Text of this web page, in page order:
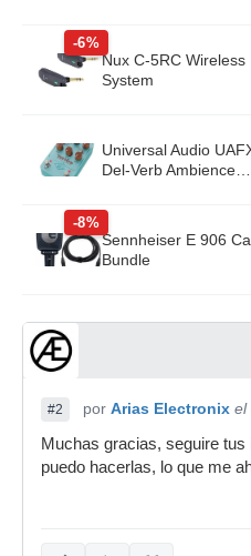
-6%
Nux C-5RC Wireless
System
Universal Audio
Del-Verb Ambience
-8%
Sennheiser E 906
Bundle
#2 por Arias Electronix el
Muchas gracias, seguire
puedo hacerlas, lo que me